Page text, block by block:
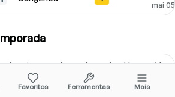
mai
Aparicoes Amarelos Am/Jogo
5 21 4.20
Favoritos Ferramentas Mais